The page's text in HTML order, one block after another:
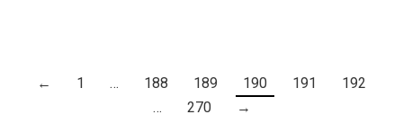
← 1 … 188 189 190 191
192
…
270 →